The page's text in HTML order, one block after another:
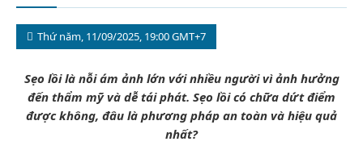
Thứ năm, 11/09/2025, 19:00 GMT+7
Sẹo lồi là nỗi ám ảnh lớn với nhiều người vì ảnh hưởng
đến thẩm mỹ và dễ tái phát. Sẹo lồi có chữa dứt điểm
được không, đâu là phương pháp an toàn và hiệu quả
nhất?